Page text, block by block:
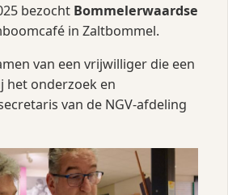
bezocht Bommelerwaardse
in Zaltbommel.
van een vrijwilliger die een
het onderzoek en
van de NGV‑afdeling